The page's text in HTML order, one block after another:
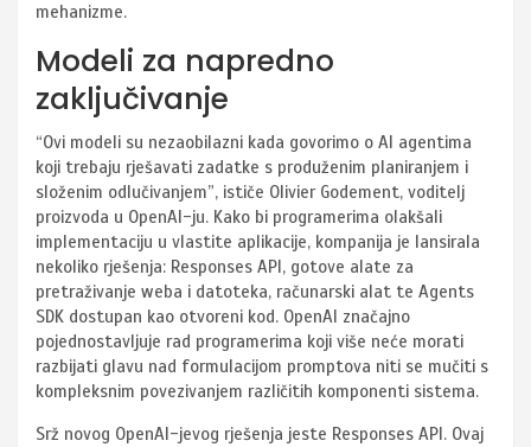
mehanizme.
Modeli za napredno
zaključivanje
“Ovi modeli su nezaobilazni kada govorimo o AI agentima
koji trebaju rješavati zadatke s produženim planiranjem i
složenim odlučivanjem”, ističe Olivier Godement, voditelj
proizvoda u OpenAI-ju. Kako bi programerima olakšali
implementaciju u vlastite aplikacije, kompanija je lansirala
nekoliko rješenja: Responses API, gotove alate za
pretraživanje weba i datoteka, računarski alat te Agents
SDK dostupan kao otvoreni kod. OpenAI značajno
pojednostavljuje rad programerima koji više neće morati
razbijati glavu nad formulacijom promptova niti se mučiti s
kompleksnim povezivanjem različitih komponenti sistema.
Srž novog OpenAI-jevog rješenja jeste Responses API. Ovaj